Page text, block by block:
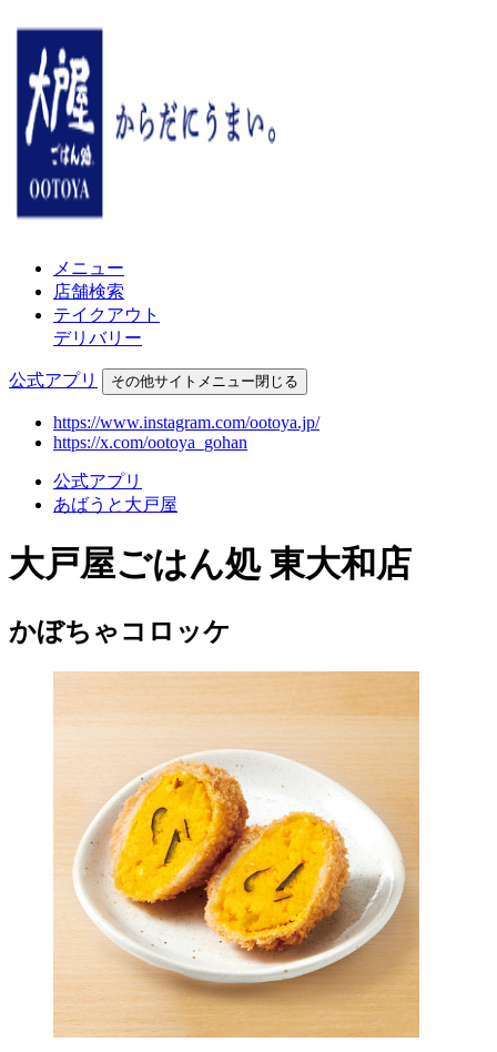
メニュー
店舗検索
テイクアウト
デリバリー
公式アプリ その他サイトメニュー閉じる
https://www.instagram.com/ootoya.jp/
https://x.com/ootoya_gohan
公式アプリ
あばうと大戸屋
大戸屋ごはん処 東大和店
かぼちゃコロッケ